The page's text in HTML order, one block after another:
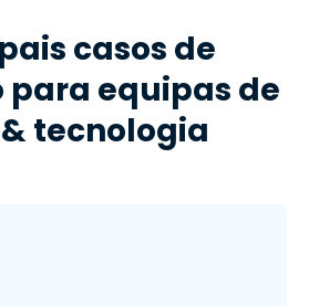
casos de
equipas de
& tecnologia